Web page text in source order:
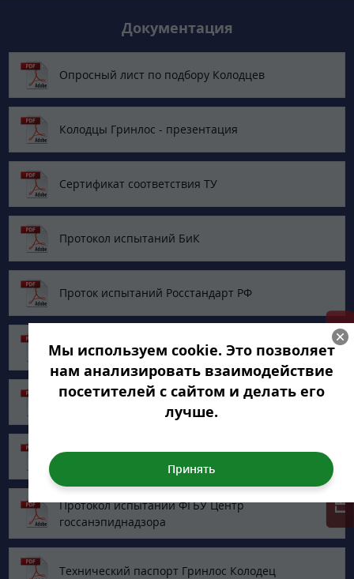
Документация
Опросный лист по подбору Колодцев
Колодцы Гринлос - презентация
Сертификат соответствия ТУ
Протокол испытаний БиК
Проток испытаний Росстандарт РФ
Декларация о соответствии ЕАЭС
Сертификат соответствия ГОСТ ИСО 9001-2015
Санитарно-эпидемиологическое заключение
Протокол испытаний ФГБУ Центр
госсанэпиднадзора
Технический паспорт Гринлос Колодец
ГРИНЛОС + скидка = 1 мин!
Мы используем cookie. Это позволяет
нам анализировать взаимодействие
посетителей с сайтом и делать его
лучше.